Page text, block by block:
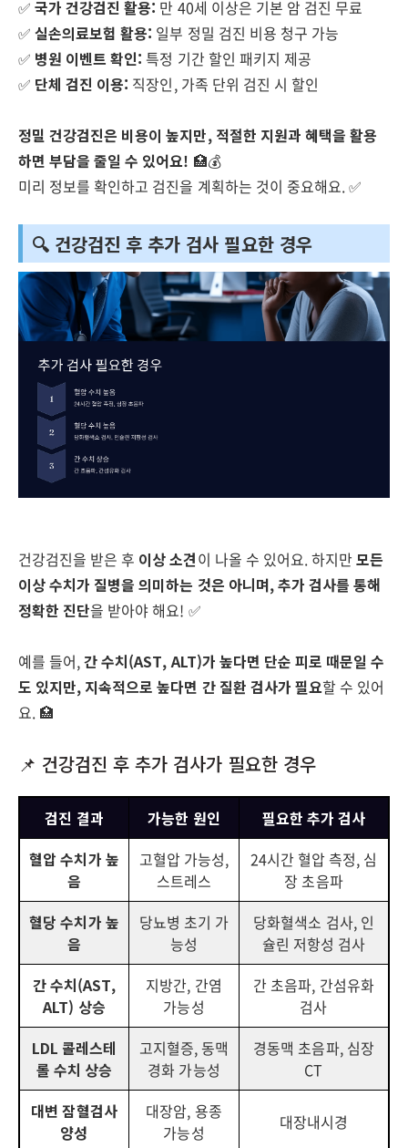
✅국가 건강검진 활용: 만 40세 이상은 기본 암 검진 무료
✅실손의료보험 활용: 일부 정밀 검진 비용 청구 가능
✅ 병원 이벤트 확인: 특정 기간 할인 패키지 제공
✅ 단체 검진 이용: 직장인, 가족 단위 검진 시 할인
정밀 건강검진은 비용이 높지만, 적절한 지원과 혜택을 활용
하면 부담을 줄일 수 있어요! 🏥💰
미리 정보를 확인하고 검진을 계획하는 것이 중요해요. ✅
🔍 건강검진 후 추가 검사 필요한 경우
건강검진을 받은 후 이상 소견이 나올 수 있어요. 하지만모든
이상 수치가 질병을 의미하는 것은 아니며, 추가 검사를 통해
정확한 진단을 받아야 해요! ✅
예를 들어,간 수치(AST, ALT)가 높다면 단순 피로 때문일 수
도 있지만, 지속적으로 높다면 간 질환 검사가 필요할 수 있어
요. 🏥
📌 건강검진 후 추가 검사가 필요한 경우
검진 결과 가능한 원인
필요한 추가 검사
혈압 수치가 높
음
고혈압 가능성,
스트레스
24시간 혈압 측정, 심
장 초음파
혈당 수치가 높
음
당뇨병 초기 가
능성
당화혈색소 검사, 인
슐린 저항성 검사
간 수치(AST,
ALT) 상승
지방간, 간염
가능성
간 초음파, 간섬유화
검사
LDL 콜레스테
롤 수치 상승
고지혈증, 동맥
경화 가능성
경동맥 초음파, 심장
CT
대변 잠혈검사
양성
대장암, 용종
가능성
대장내시경